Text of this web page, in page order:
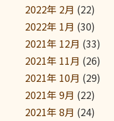
2022年 2月 (22)
2022年 1月 (30)
2021年 12月 (33)
2021年 11月 (26)
2021年 10月 (29)
2021年 9月 (22)
2021年 8月 (24)